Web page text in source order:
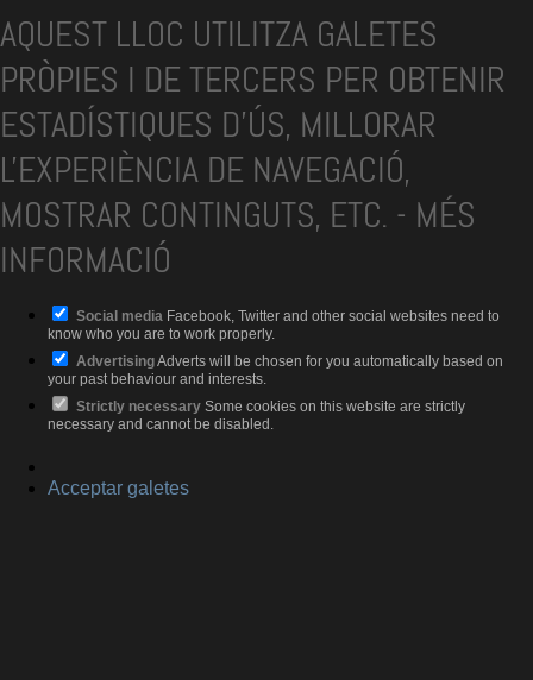
AQUEST LLOC UTILITZA GALETES
PRÒPIES I DE TERCERS PER OBTENIR
ESTADÍSTIQUES D'ÚS, MILLORAR
L'EXPERIÈNCIA DE NAVEGACIÓ,
MOSTRAR CONTINGUTS, ETC. - MÉS
INFORMACIÓ
Social media Facebook, Twitter and other social websites need to
know who you are to work properly.
AdvertisingAdverts will be chosen for you automatically based on
your past behaviour and interests.
Strictly necessary Some cookies on this website are strictly
necessary and cannot be disabled.
Acceptar galetes